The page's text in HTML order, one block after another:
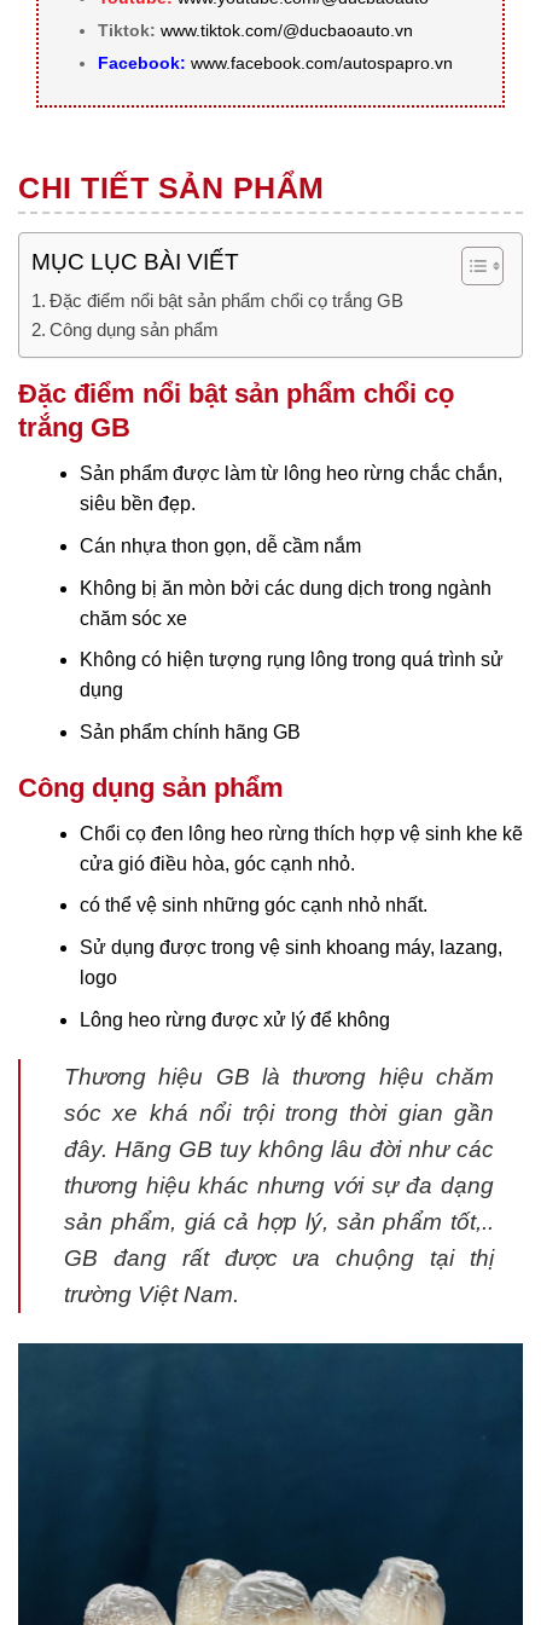
Tiktok: www.tiktok.com/@ducbaoauto.vn
Facebook: www.facebook.com/autospapro.vn
CHI TIẾT SẢN PHẨM
MỤC LỤC BÀI VIẾT
Đặc điểm nổi bật sản phẩm chổi cọ trắng GB
Công dụng sản phẩm
Đặc điểm nổi bật sản phẩm chổi cọ
trắng GB
Sản phẩm được làm từ lông heo rừng chắc chắn,
siêu bền đẹp.
Cán nhựa thon gọn, dễ cầm nắm
Không bị ăn mòn bởi các dung dịch trong ngành
chăm sóc xe
Không có hiện tượng rụng lông trong quá trình sử
dụng
Sản phẩm chính hãng GB
Công dụng sản phẩm
Chổi cọ đen lông heo rừng thích hợp vệ sinh khe kẽ
cửa gió điều hòa, góc cạnh nhỏ.
có thể vệ sinh những góc cạnh nhỏ nhất.
Sử dụng được trong vệ sinh khoang máy, lazang,
logo
Lông heo rừng được xử lý để không
Thương hiệu GB là thương hiệu chăm
sóc xe khá nổi trội trong thời gian gần
đây. Hãng GB tuy không lâu đời như các
thương hiệu khác nhưng với sự đa dạng
sản phẩm, giá cả hợp lý, sản phẩm tốt,..
GB đang rất được ưa chuộng tại thị
trường Việt Nam.